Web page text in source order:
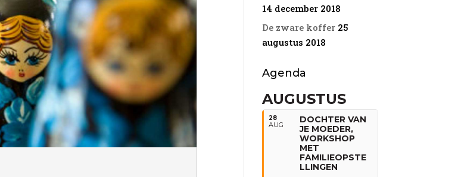
14 december 2018
De zware koffer 25
augustus 2018
Agenda
AUGUSTUS
28
AUG
DOCHTER VAN
JE MOEDER,
WORKSHOP
MET
FAMILIEOPSTE
LLINGEN